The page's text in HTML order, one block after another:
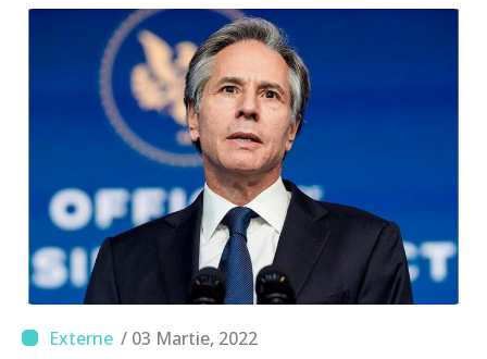
/ 03 Martie, 2022